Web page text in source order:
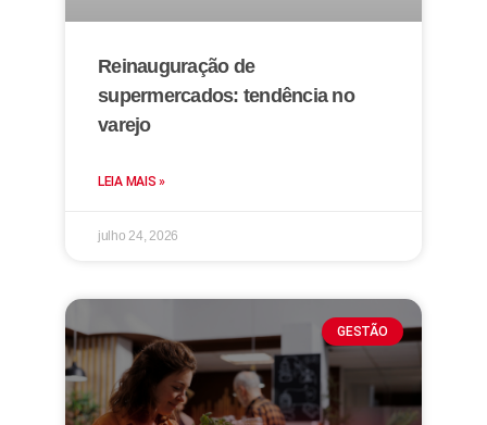
Reinauguração de
supermercados: tendência no
varejo
LEIA MAIS »
julho 24, 2026
GESTÃO